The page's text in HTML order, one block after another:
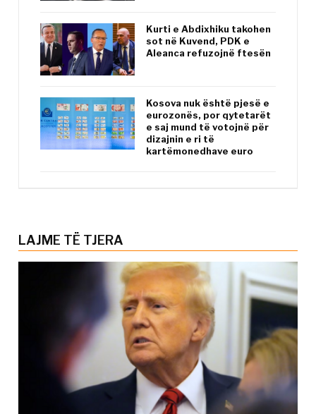
Kurti e Abdixhiku takohen
sot në Kuvend, PDK e
Aleanca refuzojnë ftesën
Kosova nuk është pjesë e
eurozonës, por qytetarët
e saj mund të votojnë për
dizajnin e ri të
kartëmonedhave euro
LAJME TË TJERA